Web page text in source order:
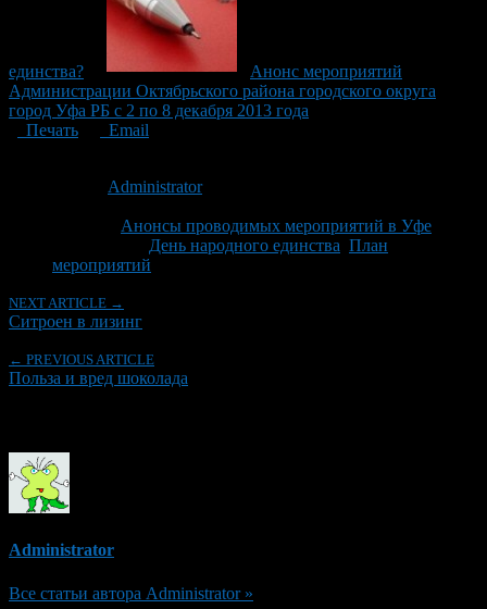
единства?
Анонс мероприятий
Администрации Октябрьского района городского округа
город Уфа РБ с 2 по 8 декабря 2013 года
Печать
Email
Administrator
Анонсы проводимых мероприятий в Уфе
День народного единства План
мероприятий
NEXT ARTICLE →
Ситроен в лизинг
← PREVIOUS ARTICLE
Польза и вред шоколада
Administrator
Все статьи автора Administrator »